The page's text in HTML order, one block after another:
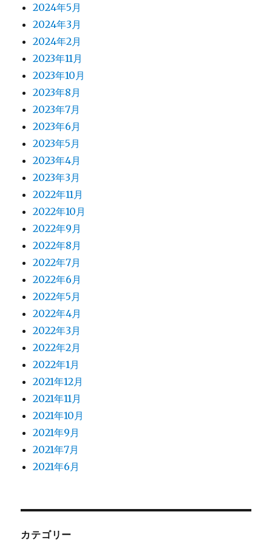
2024年5月
2024年3月
2024年2月
2023年11月
2023年10月
2023年8月
2023年7月
2023年6月
2023年5月
2023年4月
2023年3月
2022年11月
2022年10月
2022年9月
2022年8月
2022年7月
2022年6月
2022年5月
2022年4月
2022年3月
2022年2月
2022年1月
2021年12月
2021年11月
2021年10月
2021年9月
2021年7月
2021年6月
カテゴリー